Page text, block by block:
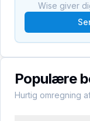
Wise giver
Populære
Hurtig omregning